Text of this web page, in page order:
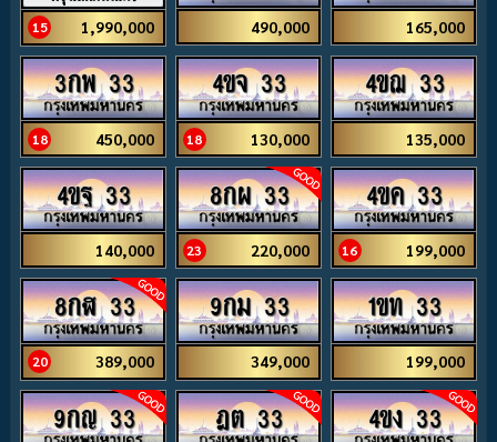
15 1,990,000 490,000 165,000
3กพ 33
18 450,000
4ขจ 33
18 130,000
4ขฌ 33
135,000
4ขฐ 33
140,000
8กผ 33
23 220,000
4ขค 33
16 199,000
8กฬ 33
20 389,000
9กม 33
349,000
1ขท 33
199,000
9กญ 33 ฎต 33 4ขง 33